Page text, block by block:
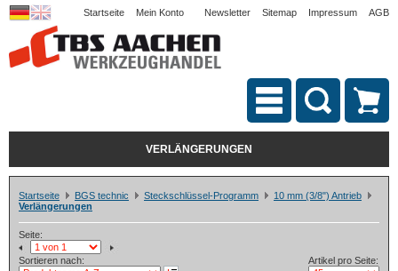
Startseite Mein Konto Newsletter Sitemap Impressum AGB
VERLÄNGERUNGEN
Startseite BGS technic Steckschlüssel-Programm
10 mm (3/8") Antrieb
Verlängerungen
Seite:
Sortieren nach: Artikel pro Seite: